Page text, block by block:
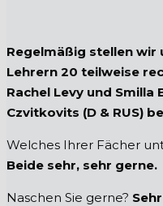
Regelmäßig stellen wir
Lehrern 20 teilweise
Rachel Levy und
Czvitkovits (D & RUS)
Welches Ihrer Fächer
Beide sehr, sehr gerne.
Naschen Sie gerne?